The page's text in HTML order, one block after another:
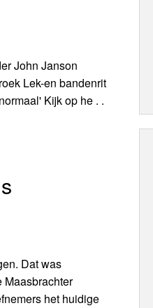
John Janson
Lek-en bandenrit
Kijk op he . .
Dat was
Maasbrachter
het huidige